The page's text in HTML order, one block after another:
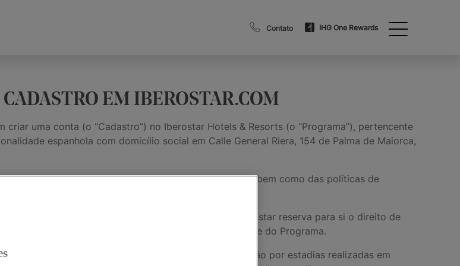
Contato IHG One Rewards
EM IBEROSTAR.COM
criar uma conta (o “Cadastro”) no Iberostar Hotels & Resorts (o “Programa”), pertencente
espanhola com domicílio social em Calle General Riera, 154 de Palma de Maiorca,
total aceitação destes Termos e Condições, bem como das políticas de
Hotels & Resorts.
de formalizar e aproveitar cada reserva, já que o Iberostar reserva para si o direito de
e Condições, bem como os hotéis que fazem parte do Programa.
reservas efetuadas em qualquer canal de comercialização por estadias realizadas em